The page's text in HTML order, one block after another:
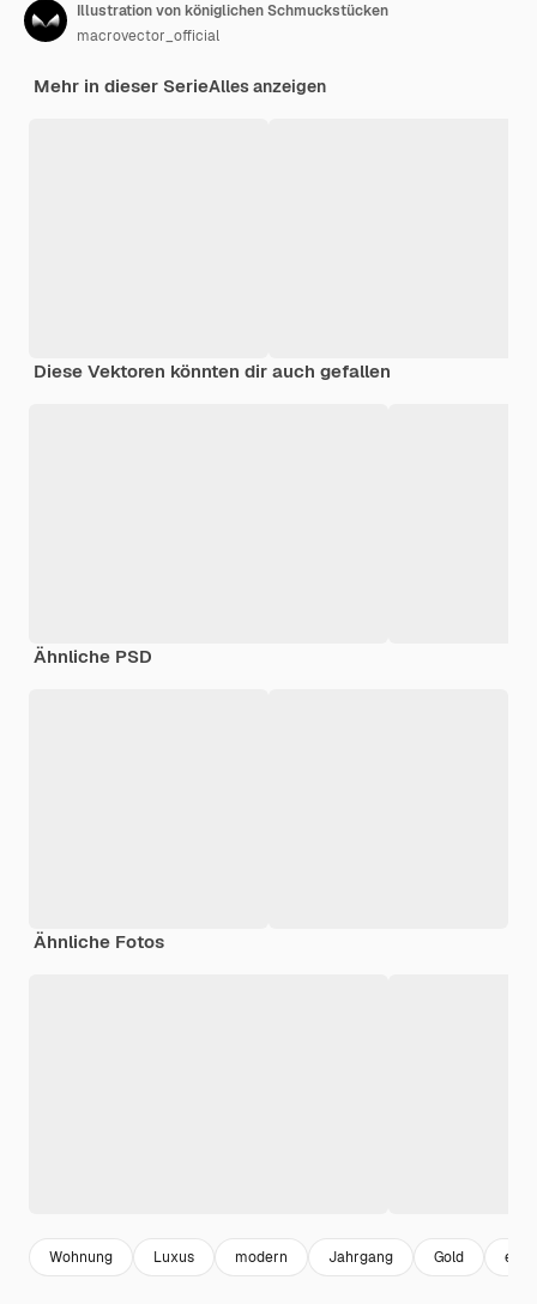
Illustration von königlichen Schmuckstücken
macrovector_official
Mehr in dieser SerieAlles anzeigen
Diese Vektoren könnten dir auch gefallen
Ähnliche PSD
Ähnliche Fotos
Wohnung Luxus modern Jahrgang Gold